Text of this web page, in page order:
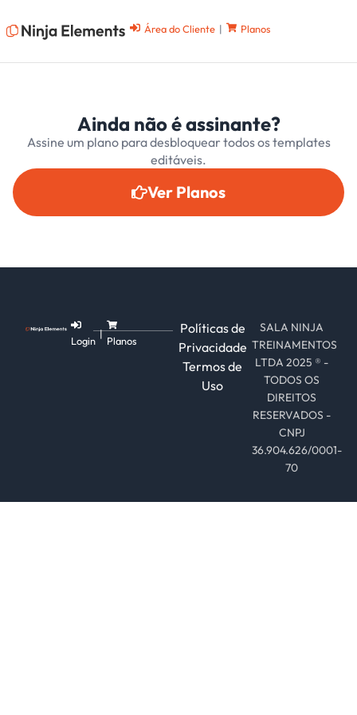
Área do Cliente | Planos
Ainda não é assinante?
Assine um plano para desbloquear todos os templates
editáveis.
Ver Planos
Login
|
Planos
Políticas de
Privacidade
Termos de
Uso
SALA NINJA
TREINAMENTOS
LTDA 2025 ® -
TODOS OS
DIREITOS
RESERVADOS -
CNPJ
36.904.626/0001-
70